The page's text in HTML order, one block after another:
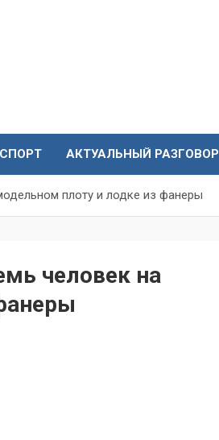
СПОРТ АКТУАЛЬНЫЙ РАЗГОВОР
плоту и лодке из фанеры
человек на